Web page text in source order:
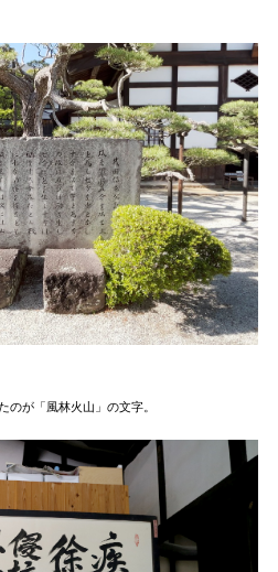
のが「風林火山」の文字。